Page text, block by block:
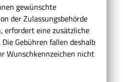
gewünschte
der Zulassungsbehörde
erfordert eine zusätzliche
Gebühren fallen deshalb
Wunschkennzeichen nicht